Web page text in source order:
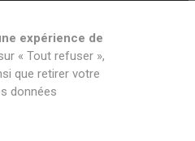
expérience de
« Tout refuser »,
que retirer votre
données